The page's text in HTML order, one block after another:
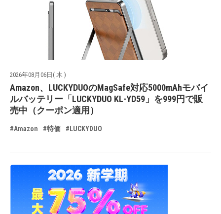
2026年08月06日( 木 )
Amazon、LUCKYDUOのMagSafe対応5000mAhモバイ
ルバッテリー「LUCKYDUO KL-YD59」を999円で販
売中（クーポン適用）
#Amazon #特価 #LUCKYDUO